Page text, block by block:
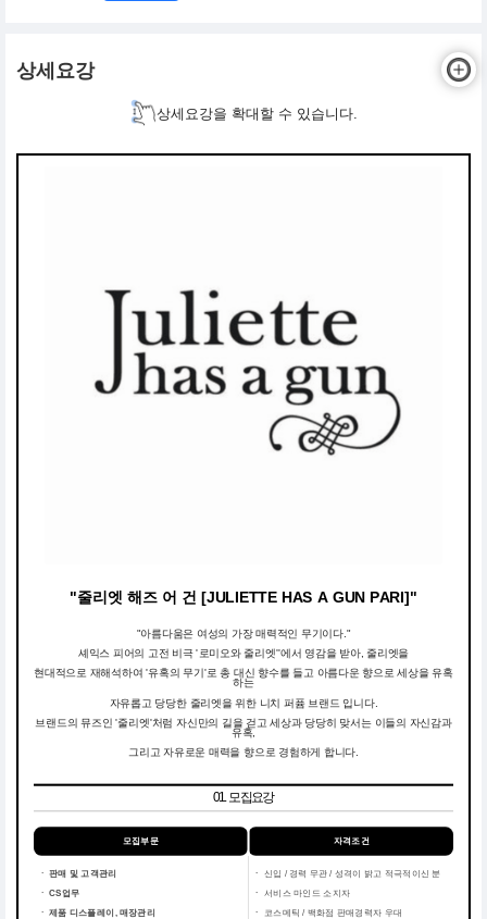
상세요강
상세요강을 확대할 수 있습니다.
"줄리엣 해즈 어 건 [JULIETTE HAS A GUN PARI]"
"아름다움은 여성의 가장 매력적인 무기이다."
셰익스 피어의 고전 비극 '로미오와 줄리엣''에서 영감을 받아, 줄리엣을
현대적으로 재해석하여 '유혹의 무기'로 총 대신 향수를 들고 아름다운 향으로 세상을 유혹
하는
자유롭고 당당한 줄리엣을 위한 니치 퍼퓸 브랜드 입니다.
브랜드의 뮤즈인 '줄리엣'처럼 자신만의 길을 걷고 세상과 당당히 맞서는 이들의 자신감과
유혹,
그리고 자유로운 매력을 향으로 경험하게 합니다.
01. 모집요강
모집부문 자격조건
ㆍ 판매 및 고객관리
ㆍ CS업무
ㆍ 제품 디스플레이, 매장관리
ㆍ 신입 / 경력 무관 / 성격이 밝고 적극적이신 분
ㆍ
서비스 마인드 소지자
ㆍ
코스메틱 / 백화점 판매경력자 우대